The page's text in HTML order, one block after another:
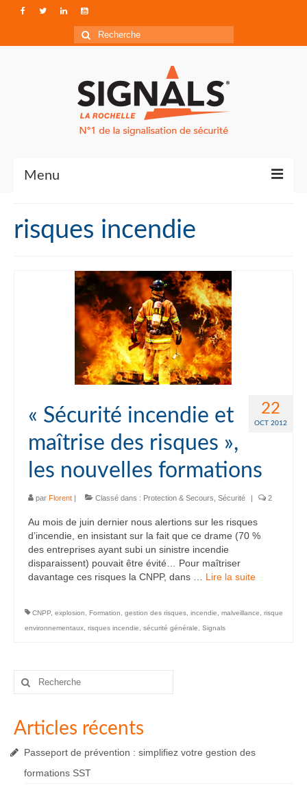
Rechercher
:
Menu
Qui sommes-nous ?
Accéder à Signals
risques incendie
22
OCT 2012
« Sécurité incendie et
maîtrise des risques »,
les nouvelles formations
par Florent | Classé dans : Protection & Secours Sécurité | 2
Au mois de juin dernier nous alertions sur les risques
d’incendie, en insistant sur la fait que ce drame (70 %
des entreprises ayant subi un sinistre incendie
disparaissent) pouvait être évité… Pour maîtriser
davantage ces risques la CNPP, dans … Lire la suite­­
CNPP explosion Formation gestion des risques incendie malveillance
risque
environnementaux risques incendie sécurité générale Signals
Rechercher
Articles récents
Passeport de prévention : simplifiez votre gestion des
formations SST